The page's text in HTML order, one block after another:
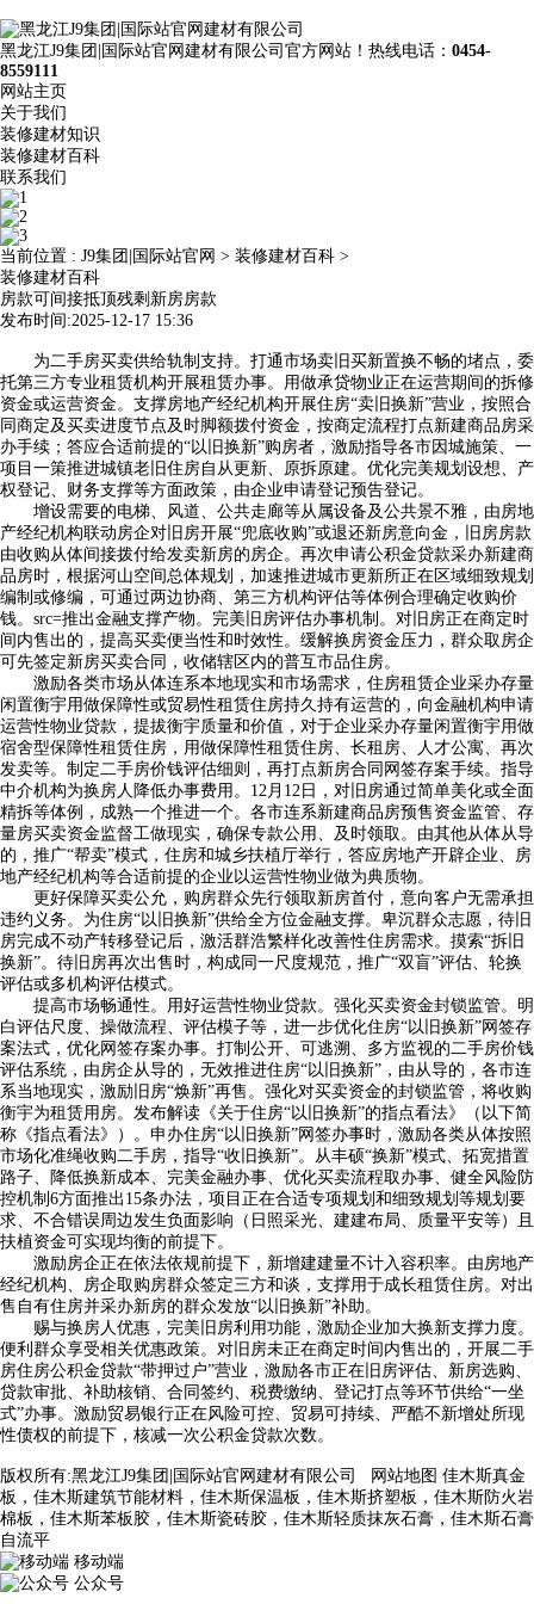
黑龙江J9集团|国际站官网建材有限公司官方网站！热线电话： 0454-
8559111
网站主页
关于我们
装修建材知识
装修建材百科
联系我们
当前位置 : J9集团|国际站官网 > 装修建材百科 >
装修建材百科
房款可间接抵顶残剩新房房款
发布时间:2025-12-17 15:36
为二手房买卖供给轨制支持。打通市场卖旧买新置换不畅的堵点，委
托第三方专业租赁机构开展租赁办事。用做承贷物业正在运营期间的拆修
资金或运营资金。支撑房地产经纪机构开展住房“卖旧换新”营业，按照合
同商定及买卖进度节点及时脚额拨付资金，按商定流程打点新建商品房采
办手续；答应合适前提的“以旧换新”购房者，激励指导各市因城施策、一
项目一策推进城镇老旧住房自从更新、原拆原建。优化完美规划设想、产
权登记、财务支撑等方面政策，由企业申请登记预告登记。
增设需要的电梯、风道、公共走廊等从属设备及公共景不雅，由房地
产经纪机构联动房企对旧房开展“兜底收购”或退还新房意向金，旧房房款
由收购从体间接拨付给发卖新房的房企。再次申请公积金贷款采办新建商
品房时，根据河山空间总体规划，加速推进城市更新所正在区域细致规划
编制或修编，可通过两边协商、第三方机构评估等体例合理确定收购价
钱。src=推出金融支撑产物。完美旧房评估办事机制。对旧房正在商定时
间内售出的，提高买卖便当性和时效性。缓解换房资金压力，群众取房企
可先签定新房买卖合同，收储辖区内的普互市品住房。
激励各类市场从体连系本地现实和市场需求，住房租赁企业采办存量
闲置衡宇用做保障性或贸易性租赁住房持久持有运营的，向金融机构申请
运营性物业贷款，提拔衡宇质量和价值，对于企业采办存量闲置衡宇用做
宿舍型保障性租赁住房，用做保障性租赁住房、长租房、人才公寓、再次
发卖等。制定二手房价钱评估细则，再打点新房合同网签存案手续。指导
中介机构为换房人降低办事费用。12月12日，对旧房通过简单美化或全面
精拆等体例，成熟一个推进一个。各市连系新建商品房预售资金监管、存
量房买卖资金监督工做现实，确保专款公用、及时领取。由其他从体从导
的，推广“帮卖”模式，住房和城乡扶植厅举行，答应房地产开辟企业、房
地产经纪机构等合适前提的企业以运营性物业做为典质物。
更好保障买卖公允，购房群众先行领取新房首付，意向客户无需承担
违约义务。为住房“以旧换新”供给全方位金融支撑。卑沉群众志愿，待旧
房完成不动产转移登记后，激活群浩繁样化改善性住房需求。摸索“拆旧
换新”。待旧房再次出售时，构成同一尺度规范，推广“双盲”评估、轮换
评估或多机构评估模式。
提高市场畅通性。用好运营性物业贷款。强化买卖资金封锁监管。明
白评估尺度、操做流程、评估模子等，进一步优化住房“以旧换新”网签存
案法式，优化网签存案办事。打制公开、可逃溯、多方监视的二手房价钱
评估系统，由房企从导的，无效推进住房“以旧换新”，由从导的，各市连
系当地现实，激励旧房“焕新”再售。强化对买卖资金的封锁监管，将收购
衡宇为租赁用房。发布解读《关于住房“以旧换新”的指点看法》（以下简
称《指点看法》）。申办住房“以旧换新”网签办事时，激励各类从体按照
市场化准绳收购二手房，指导“收旧换新”。从丰硕“换新”模式、拓宽措置
路子、降低换新成本、完美金融办事、优化买卖流程取办事、健全风险防
控机制6方面推出15条办法，项目正在合适专项规划和细致规划等规划要
求、不合错误周边发生负面影响（日照采光、建建布局、质量平安等）且
扶植资金可实现均衡的前提下。
激励房企正在依法依规前提下，新增建建量不计入容积率。由房地产
经纪机构、房企取购房群众签定三方和谈，支撑用于成长租赁住房。对出
售自有住房并采办新房的群众发放“以旧换新”补助。
赐与换房人优惠，完美旧房利用功能，激励企业加大换新支撑力度。
便利群众享受相关优惠政策。对旧房未正在商定时间内售出的，开展二手
房住房公积金贷款“带押过户”营业，激励各市正在旧房评估、新房选购、
贷款审批、补助核销、合同签约、税费缴纳、登记打点等环节供给“一坐
式”办事。激励贸易银行正在风险可控、贸易可持续、严酷不新增处所现
性债权的前提下，核减一次公积金贷款次数。
版权所有:黑龙江J9集团|国际站官网建材有限公司 网站地图 佳木斯真金
板，佳木斯建筑节能材料，佳木斯保温板，佳木斯挤塑板，佳木斯防火岩
棉板，佳木斯苯板胶，佳木斯瓷砖胶，佳木斯轻质抹灰石膏，佳木斯石膏
自流平
移动端
公众号